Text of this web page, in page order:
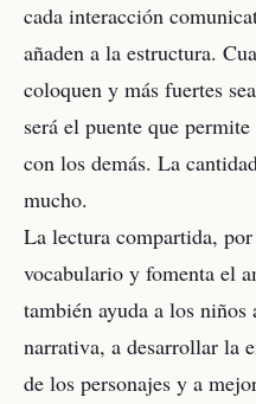
cada interacción
añaden a la estructura.
coloquen y más fuertes
será el puente que
con los demás. La
mucho.
La lectura compartida,
vocabulario y fomenta el
también ayuda a los
narrativa, a desarrollar la
de los personajes y a